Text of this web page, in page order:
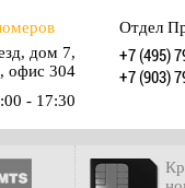
дом 7,
офис 304
- 17:30
Отдел
+7 (495)
+7 (903)